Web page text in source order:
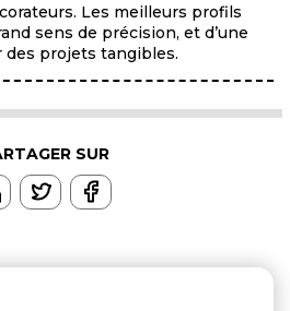
Les meilleurs profils
sens de précision, et d’une
des projets tangibles.
SUR